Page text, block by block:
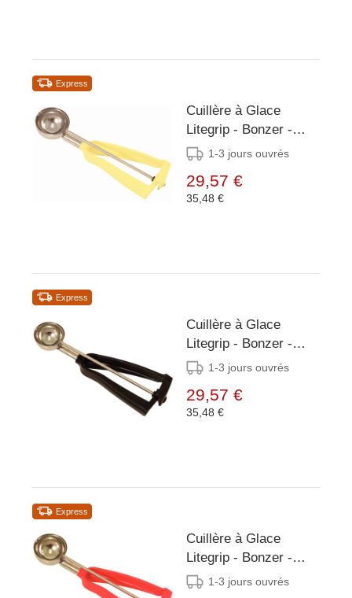
Express
Cuillère à Glace
Litegrip - Bonzer -
Jaune Inox - Taille 20 -
1-3 jours ouvrés
29,57 €
35,48 €
Express
Cuillère à Glace
Litegrip - Bonzer -
Noire Inox - Taille 30 -
1-3 jours ouvrés
29,57 €
35,48 €
Express
Cuillère à Glace
Litegrip - Bonzer -
Rose Inox - Taille 24 -
1-3 jours ouvrés